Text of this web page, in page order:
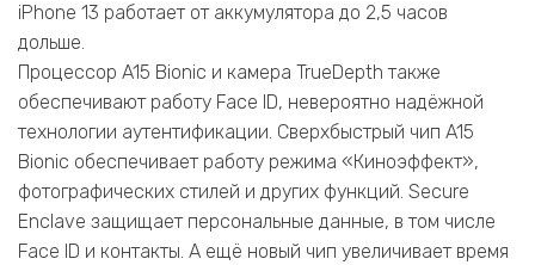
iPhone 13 работает от аккумулятора до 2,5 часов
дольше.
Процессор A15 Bionic и камера TrueDepth также
обеспечивают работу Face ID, невероятно надёжной
технологии аутентификации. Сверхбыстрый чип A15
Bionic обеспечивает работу режима «Киноэффект»,
фотографических стилей и других функций. Secure
Enclave защищает персональные данные, в том числе
Face ID и контакты. А ещё новый чип увеличивает время